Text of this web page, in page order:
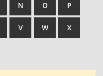
N O P
V W X